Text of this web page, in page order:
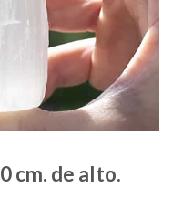
cm. de alto.